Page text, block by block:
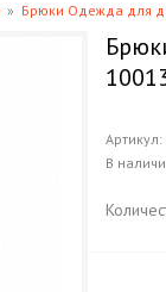
» Брюки Одежда для
Артикул:
В